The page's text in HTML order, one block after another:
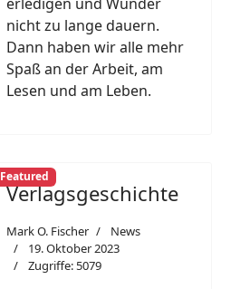
nicht zu lange dauern.
Dann haben wir alle mehr
Spaß an der Arbeit, am
Lesen und am Leben.
Featured
Verlagsgeschichte
Mark O. Fischer
News
19. Oktober 2023
Zugriffe: 5079